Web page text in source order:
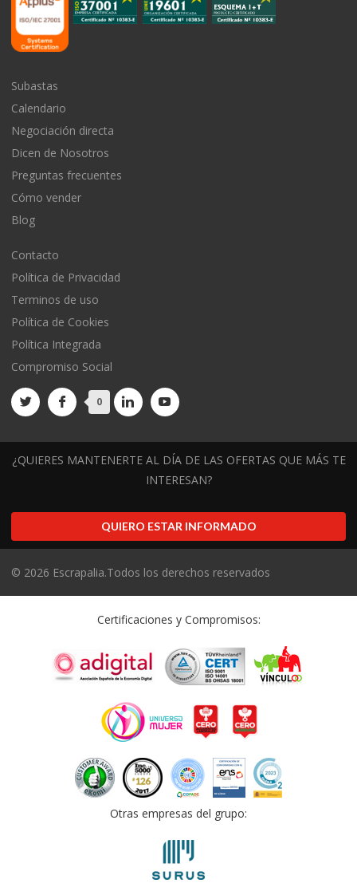
Subastas
Calendario
Negociación directa
Dicen de Nosotros
Preguntas frecuentes
Cómo vender
Blog
Contacto
Política de Privacidad
Terminos de uso
Política de Cookies
Política Integrada
Compromiso Social
0
¿QUIERES MANTENERTE AL DÍA DE LAS OFERTAS QUE MÁS TE
INTERESAN?
QUIERO ESTAR INFORMADO
© 2026 Escrapalia.Todos los derechos reservados
Certificaciones y Compromisos:
Otras empresas del grupo: